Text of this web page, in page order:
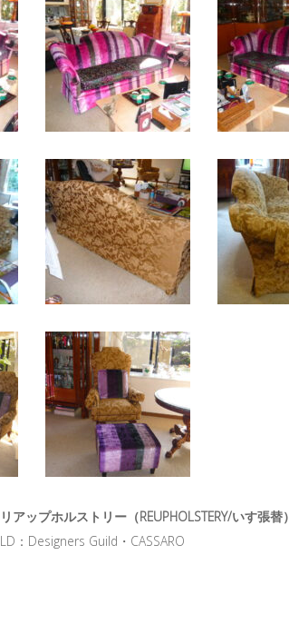
リアップホルストリー（REUPHOLSTERY/いす張替）
LD：Designers Guild・CASSARO